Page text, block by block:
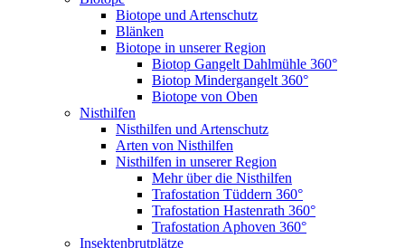
Biotope und Artenschutz
Blänken
Biotope in unserer Region
Biotop Gangelt Dahlmühle 360°
Biotop Mindergangelt 360°
Biotope von Oben
Nisthilfen
Nisthilfen und Artenschutz
Arten von Nisthilfen
Nisthilfen in unserer Region
Mehr über die Nisthilfen
Trafostation Tüddern 360°
Trafostation Hastenrath 360°
Trafostation Aphoven 360°
Insektenbrutplätze